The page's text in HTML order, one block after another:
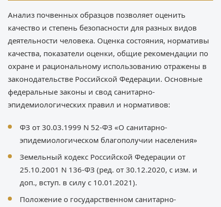
Анализ почвенных образцов позволяет оценить
качество и степень безопасности для разных видов
деятельности человека. Оценка состояния, нормативы
качества, показатели оценки, общие рекомендации по
охране и рациональному использованию отражены в
законодательстве Российской Федерации. Основные
федеральные законы и свод санитарно-
эпидемиологических правил и нормативов:
ФЗ от 30.03.1999 N 52-ФЗ «О санитарно-
эпидемиологическом благополучии населения»
Земельный кодекс Российской Федерации от
25.10.2001 N 136-ФЗ (ред. от 30.12.2020, с изм. и
доп., вступ. в силу с 10.01.2021).
Положение о государственном санитарно-